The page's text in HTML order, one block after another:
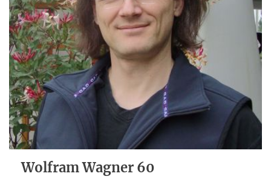
Wolfram Wagner 60